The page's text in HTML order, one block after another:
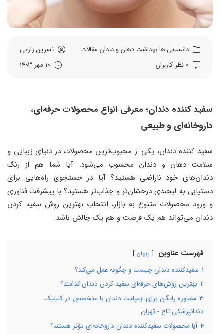
دانستنی هابهداشت دهان و دندان مقالات
نسرین زارعی
سفید کننده دندان؛ معرفی انواع محصولات حرفه‌ای،
داروخانه‌ای و طبیعی
سفید کننده دندان، یکی از محبوب‌ترین محصولات در دنیای زیبایی و
سلامت دهان و دندان محسوب می‌شود. آیا شما هم از رنگ
دندان‌های خود ناراضی هستید؟ آیا در جستجوی راه‌هایی برای
دستیابی به لبخندی درخشان‌تر و جذاب‌تر هستید؟ با پیشرفت فناوری
و ورود محصولات متنوع به بازار، انتخاب بهترین روش سفید کردن
دندان می‌تواند هم یک فرصت و هم یک چالش باشد.
فهرست عناوین پنهان
1 سفیدکننده دندان چیست و چگونه عمل می‌کند؟
2 بهترین روش‌های حرفه‌ای سفید کردن دندان کدامند؟
3 مشاوره رایگان برای ایمپلنت دندان با متخصص در کلینیک
دندانپزشکی تاج - تهران
4 آیا محصولات سفیدکننده دندان داروخانه‌ای مؤثر هستند؟